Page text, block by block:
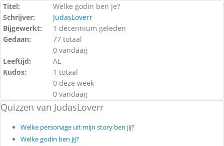
Titel:
Welke godin ben je?
Schrijver:
JudasLoverr
Bijgewerkt:
1 decennium geleden
Gedaan:
77 totaal
0 vandaag
Leeftijd:
AL
Kudos:
1 totaal
0 deze week
0 vandaag
Quizzen van JudasLoverr
Welke personage uit mijn story ben jij?
Welke godin ben jij?